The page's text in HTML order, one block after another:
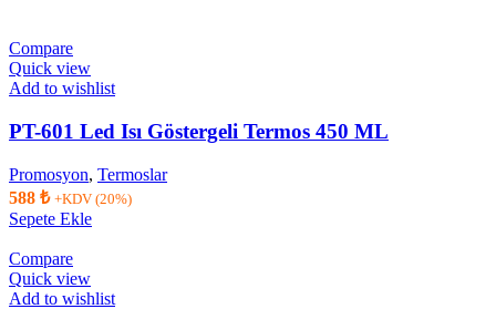
Compare
Quick view
Add to wishlist
PT-601 Led Isı Göstergeli Termos 450 ML
Promosyon, Termoslar
588 ₺ +KDV (20%)
Sepete Ekle
Compare
Quick view
Add to wishlist